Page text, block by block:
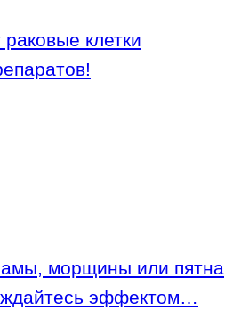
клетки
морщины или пятна
эффектом…